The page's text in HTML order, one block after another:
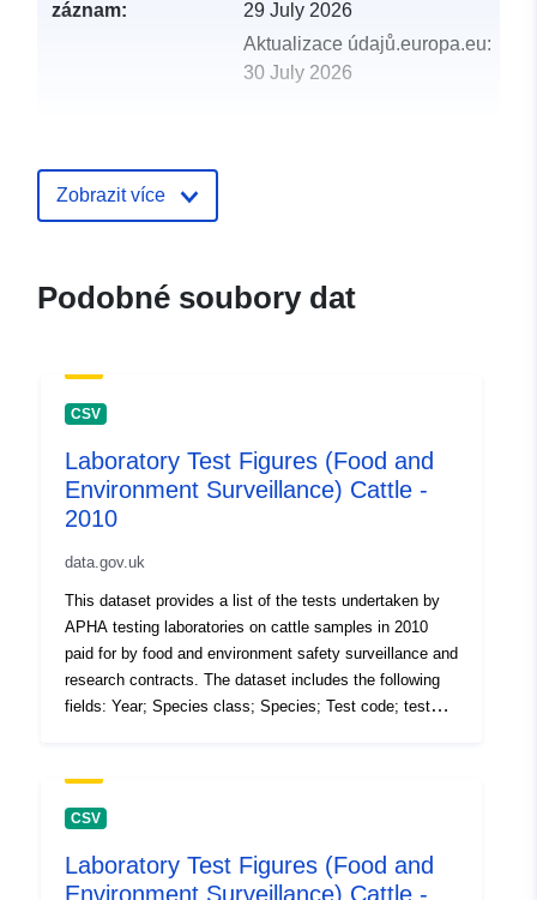
záznam:
29 July 2026
Aktualizace údajů.europa.eu:
30 July 2026
Zobrazit více
Podobné soubory dat
CSV
Laboratory Test Figures (Food and
Environment Surveillance) Cattle -
2010
data.gov.uk
This dataset provides a list of the tests undertaken by
APHA testing laboratories on cattle samples in 2010
paid for by food and environment safety surveillance and
research contracts. The dataset includes the following
fields: Year; Species class; Species; Test code; test
©Crown Copyright, APHA 2016
CSV
Laboratory Test Figures (Food and
Environment Surveillance) Cattle -